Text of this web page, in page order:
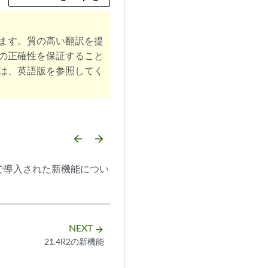
す。質の高い翻訳を提
正確性を保証すること
、英語版を参照してく
arrow_backward arrow_forward
入された新機能につい
NEXT arrow_forward
21.4R2の新機能